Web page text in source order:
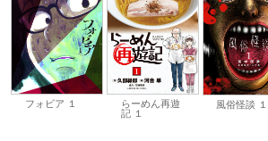
フォビア １
らーめん再遊
記 １
風俗怪談 １